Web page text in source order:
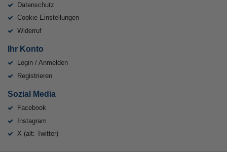
Datenschutz
Cookie Einstellungen
Widerruf
Ihr Konto
Login / Anmelden
Registrieren
Sozial Media
Facebook
Instagram
X (alt: Twitter)